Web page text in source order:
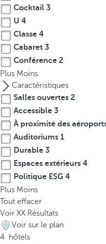
f
i
r
s
t
p
i
o
n
o
n
t
h
e
p
o
p
u
p
Cocktail 3
U 4
Classe 4
Cabaret 3
Conférence 2
Plus Moins
Caractéristiques
Salles ouvertes 2
Accessible 3
À proximité des
Auditoriums 1
Durable 3
Espaces extérieurs 4
Politique ESG 4
Plus Moins
Tout effacer
Voir XX Résultats
Voir sur le plan
4
hôtels